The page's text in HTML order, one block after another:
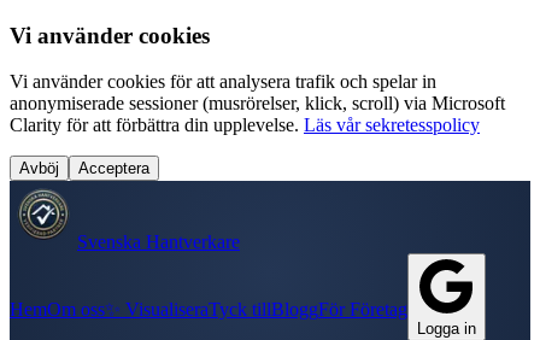
Vi använder cookies
Vi använder cookies för att analysera trafik och spelar in
anonymiserade sessioner (musrörelser, klick, scroll) via Microsoft
Clarity för att förbättra din upplevelse. Läs vår sekretesspolicy
Avböj Acceptera
Svenska Hantverkare
HemOm oss✨ VisualiseraTyck tillBloggFör Företag
Logga in